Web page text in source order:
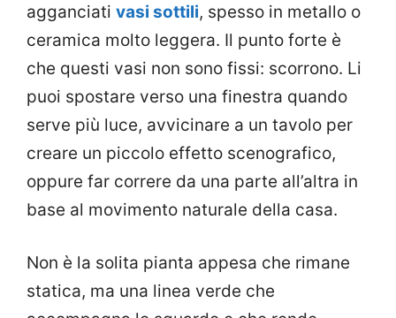
agganciati vasi sottili, spesso in metallo o
ceramica molto leggera. Il punto forte è
che questi vasi non sono fissi: scorrono. Li
puoi spostare verso una finestra quando
serve più luce, avvicinare a un tavolo per
creare un piccolo effetto scenografico,
oppure far correre da una parte all’altra in
base al movimento naturale della casa.
Non è la solita pianta appesa che rimane
statica, ma una linea verde che